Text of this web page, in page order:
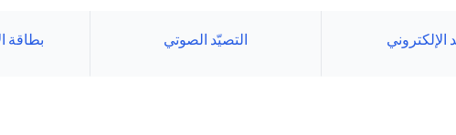
الإلكتروني التصيّد الصوتي بطاقة